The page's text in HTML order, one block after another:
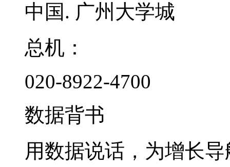
中国. 广州大学城
总机：
020-8922-4700
数据背书
用数据说话，为增长导